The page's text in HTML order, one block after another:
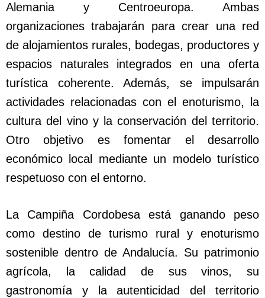
Alemania y Centroeuropa. Ambas
organizaciones trabajarán para crear una red
de alojamientos rurales, bodegas, productores y
espacios naturales integrados en una oferta
turística coherente. Además, se impulsarán
actividades relacionadas con el enoturismo, la
cultura del vino y la conservación del territorio.
Otro objetivo es fomentar el desarrollo
económico local mediante un modelo turístico
respetuoso con el entorno.
La Campiña Cordobesa está ganando peso
como destino de turismo rural y enoturismo
sostenible dentro de Andalucía. Su patrimonio
agrícola, la calidad de sus vinos, su
gastronomía y la autenticidad del territorio